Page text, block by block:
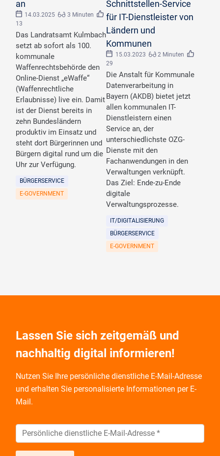
an
14.03.2025
3 Minuten
13
Das Landratsamt Kulmbach
setzt ab sofort als 100.
kommunale
Waffenrechtsbehörde den
Online-Dienst „eWaffe“
(Waffenrechtliche
Erlaubnisse) live ein. Damit
ist der Dienst bereits in
zehn Bundesländern
produktiv im Einsatz und
steht dort Bürgerinnen und
Bürgern digital rund um die
Uhr zur Verfügung.
BÜRGERSERVICE
E-GOVERNMENT
Schnittstellen-Service
für IT-Dienstleister von
Ländern und
Kommunen
15.03.2023
2 Minuten
29
Die Anstalt für Kommunale
Datenverarbeitung in
Bayern (AKDB) bietet jetzt
allen kommunalen IT-
Dienstleistern einen
Service an, der
unterschiedlichste OZG-
Dienste mit den
Fachanwendungen in den
Verwaltungen verknüpft.
Das Ziel: Ende-zu-Ende
digitale
Verwaltungsprozesse.
IT/DIGITALISIERUNG
BÜRGERSERVICE
E-GOVERNMENT
Lassen Sie sich zeitgemäß und
nachhaltig digital informieren!
Nutzen Sie Ihre persönliche dienstliche E-Mail-Adresse
und erhalten Sie personalisierte Informationen per E-
Mail.